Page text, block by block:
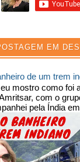
EM
de um trem
mostro como foi
com o
pela Índia